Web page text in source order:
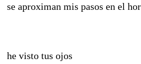
se aproximan mis pasos en el
he visto tus ojos